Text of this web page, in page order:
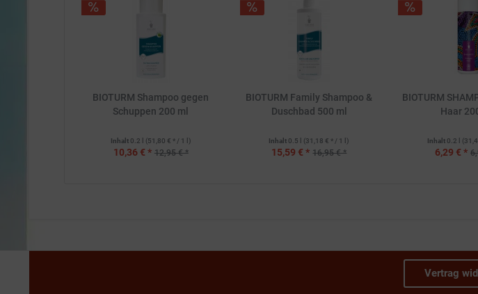
BIOTURM Shampoo gegen
Schuppen 200 ml
Inhalt 0.2 l (51,80 € * / 1 l)
10,36 € * 12,95 € *
BIOTURM Family Shampoo &
Duschbad 500 ml
Inhalt 0.5 l (31,18 € * / 1 l)
15,59 € * 16,95 € *
BIOTURM
Haar
Inhalt 0.2 l
6,29 € *
Vertrag